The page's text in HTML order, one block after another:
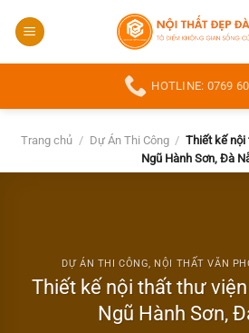
qua
HOTLINE: 0769
Trang chủ / Dự Án Thi Công / Thiết kế nội
Ngũ Hành Sơn, Đà
DỰ ÁN THI CÔNG, NỘI THẤT VĂN
Thiết kế nội thất thư
Ngũ Hành Sơn,